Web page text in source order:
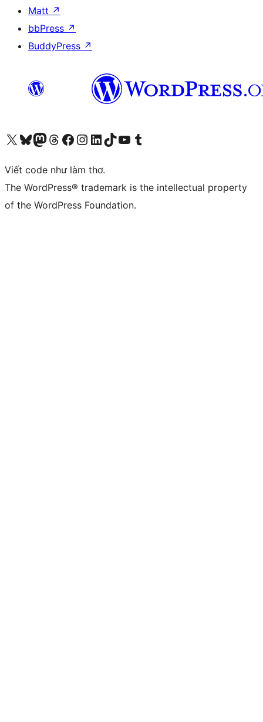
Matt ↗
bbPress ↗
BuddyPress ↗
Truy cập tài khoản X (trước đây là Twitter) của chúng tôiVisit our Bluesky account
Visit our Mastodon account
Visit our Threads account
Xem trang Facebook của chúng tôiTruy cập tài khoản Instagram của chúng tôiTruy cập tài khoản LinkedIn của chúng tôiVisit our TikTok account
Truy cập kênh YouTube của chúng tôi Visit our Tumblr account
Viết code như làm thơ.
The WordPress® trademark is the intellectual property
of the WordPress Foundation.